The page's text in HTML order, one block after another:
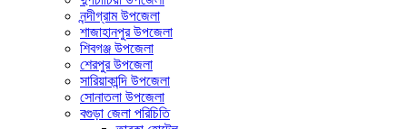
নন্দীগ্রাম উপজেলা
শাজাহানপুর উপজেলা
শিবগঞ্জ উপজেলা
শেরপুর উপজেলা
সারিয়াকান্দি উপজেলা
সোনাতলা উপজেলা
বগুড়া জেলা পরিচিতি